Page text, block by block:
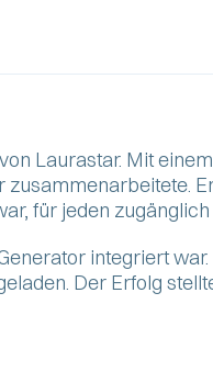
Laurastar. Mit
für jeden
integriert
Der Erfolg